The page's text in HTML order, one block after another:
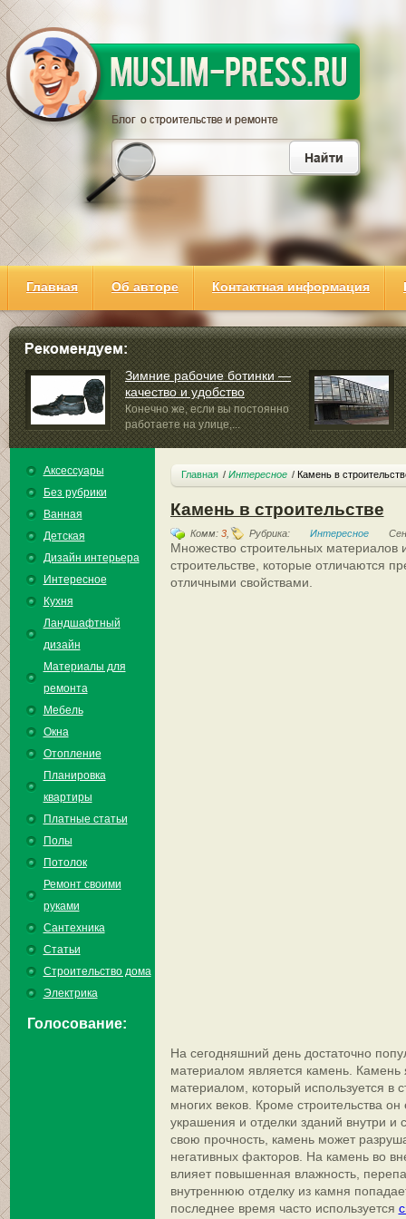
Главная Об авторе Контактная информация
Зимние рабочие ботинки —
качество и удобство
Конечно же, если вы постоянно
работаете на улице,...
радиусные...
Аксессуары
Без рубрики
Ванная
Детская
Дизайн интерьера
Интересное
Кухня
Ландшафтный
дизайн
Материалы для
ремонта
Мебель
Окна
Отопление
Планировка
квартиры
Платные статьи
Полы
Потолок
Ремонт своими
руками
Сантехника
Статьи
Строительство дома
Электрика
Голосование:
Главная Интересное Камень в
Камень в строительстве
Комм: 3, Рубрика: Интересное
Множество строительных материалов
строительстве, которые отличаются
отличными свойствами.
На сегодняшний день достаточно
материалом является камень.
материалом, который используется в
многих веков. Кроме строительства
украшения и отделки зданий внутри
свою прочность, камень может
негативных факторов. На камень во
влияет повышенная влажность,
внутреннюю отделку из камня
последнее время часто используется